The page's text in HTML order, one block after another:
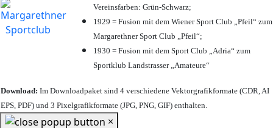
Vereinsfarben: Grün-Schwarz;
1929 = Fusion mit dem Wiener Sport Club „Pfeil“ zum
Margarethner Sport Club „Pfeil“;
1930 = Fusion mit dem Sport Club „Adria“ zum
Sportklub Landstrasser „Amateure“
Download: Im Downloadpaket sind 4 verschiedene Vektorgrafikformate (CDR, AI
EPS, PDF) und 3 Pixelgrafikformate (JPG, PNG, GIF) enthalten.
×